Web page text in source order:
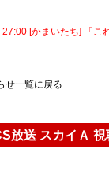
[かまいたち] 「こ
せ一覧に戻る
放送 スカイＡ 視